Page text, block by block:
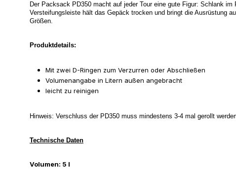
Der Packsack PD350 macht auf jeder Tour eine gute Figur: Schlank
Versteifungsleiste hält das Gepäck trocken und bringt die Ausrüstung
Größen.
Produktdetails:
Mit zwei D-Ringen zum Verzurren oder Abschließen
Volumenangabe in Litern außen angebracht
leicht zu reinigen
Hinweis: Verschluss der PD350 muss mindestens 3-4 mal gerollt
Technische Daten
Volumen: 5 l